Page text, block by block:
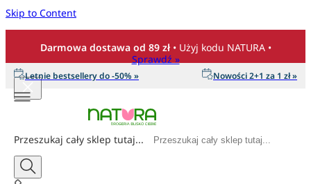
Skip to Content
Darmowa dostawa od 89 zł • Użyj kodu NATURA •
Sprawdź »
Letnie bestsellery do -50% » Nowości 2+1 za 1 zł »
Przeszukaj cały sklep tutaj...